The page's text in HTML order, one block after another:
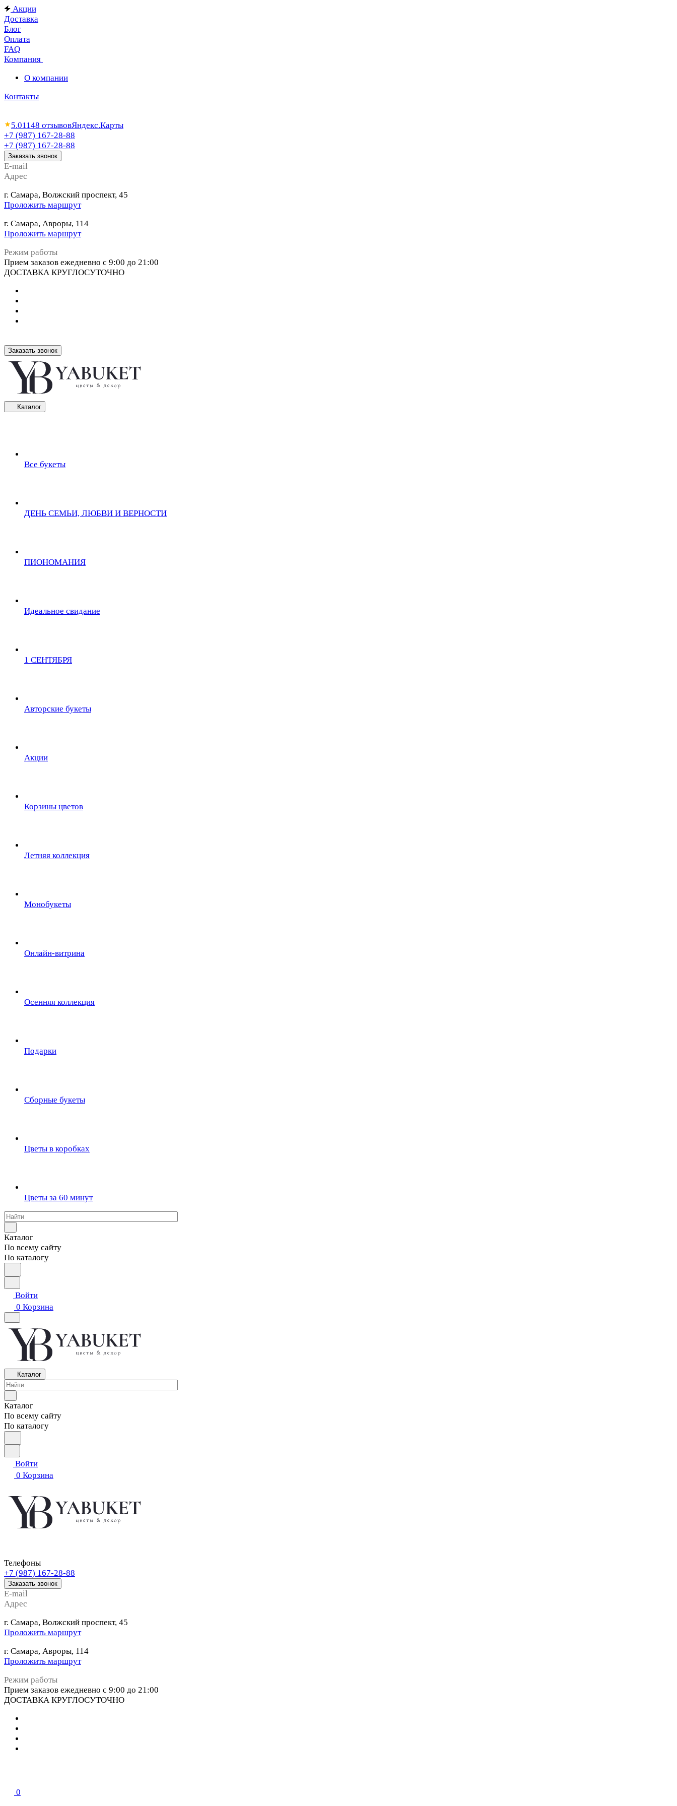
Акции
Доставка
Блог
Оплата
FAQ
Компания
О компании
Контакты
5.01148 отзывовЯндекс.Карты
+7 (987) 167-28-88
+7 (987) 167-28-88
Заказать звонок
E-mail
Адрес
г. Самара, Волжский проспект, 45
Проложить маршрут
г. Самара, Авроры, 114
Проложить маршрут
Режим работы
Прием заказов ежедневно с 9:00 до 21:00
ДОСТАВКА КРУГЛОСУТОЧНО
Заказать звонок
Каталог
Все букеты
ДЕНЬ СЕМЬИ, ЛЮБВИ И ВЕРНОСТИ
ПИОНОМАНИЯ
Идеальное свидание
1 СЕНТЯБРЯ
Авторские букеты
Акции
Корзины цветов
Летняя коллекция
Монобукеты
Онлайн-витрина
Осенняя коллекция
Подарки
Сборные букеты
Цветы в коробках
Цветы за 60 минут
Каталог
По всему сайту
По каталогу
Войти
0 Корзина
Каталог
Каталог
По всему сайту
По каталогу
Войти
0 Корзина
Телефоны
+7 (987) 167-28-88
Заказать звонок
E-mail
Адрес
г. Самара, Волжский проспект, 45
Проложить маршрут
г. Самара, Авроры, 114
Проложить маршрут
Режим работы
Прием заказов ежедневно с 9:00 до 21:00
ДОСТАВКА КРУГЛОСУТОЧНО
0